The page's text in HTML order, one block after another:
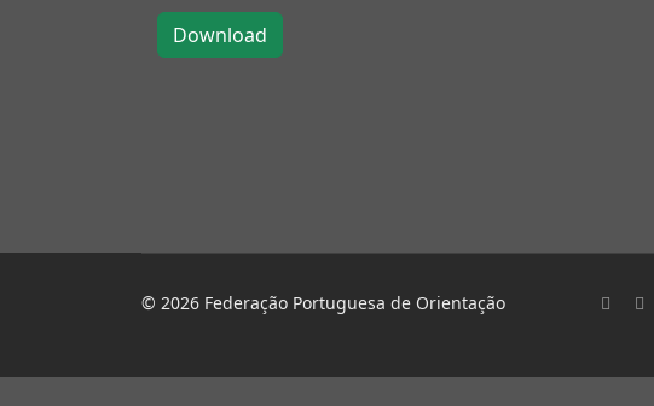
© 2026 Federação Portuguesa de Orientação